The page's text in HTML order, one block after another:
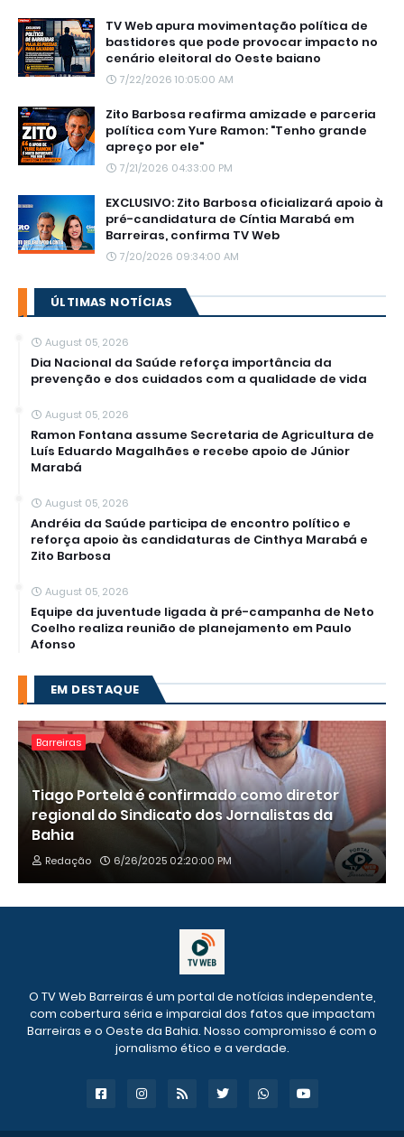
TV Web apura movimentação política de
bastidores que pode provocar impacto no
cenário eleitoral do Oeste baiano
7/22/2026 10:05:00 AM
Zito Barbosa reafirma amizade e parceria
política com Yure Ramon: "Tenho grande
apreço por ele"
7/21/2026 04:33:00 PM
EXCLUSIVO: Zito Barbosa oficializará apoio à
pré-candidatura de Cíntia Marabá em
Barreiras, confirma TV Web
7/20/2026 09:34:00 AM
ÚLTIMAS NOTÍCIAS
August 05, 2026
Dia Nacional da Saúde reforça importância da
prevenção e dos cuidados com a qualidade de vida
August 05, 2026
Ramon Fontana assume Secretaria de Agricultura de
Luís Eduardo Magalhães e recebe apoio de Júnior
Marabá
August 05, 2026
Andréia da Saúde participa de encontro político e
reforça apoio às candidaturas de Cinthya Marabá e
Zito Barbosa
August 05, 2026
Equipe da juventude ligada à pré-campanha de Neto
Coelho realiza reunião de planejamento em Paulo
Afonso
EM DESTAQUE
Barreiras
Tiago Portela é confirmado como diretor
regional do Sindicato dos Jornalistas da
Bahia
Redação 6/26/2025 02:20:00 PM
O TV Web Barreiras é um portal de notícias independente,
com cobertura séria e imparcial dos fatos que impactam
Barreiras e o Oeste da Bahia. Nosso compromisso é com o
jornalismo ético e a verdade.